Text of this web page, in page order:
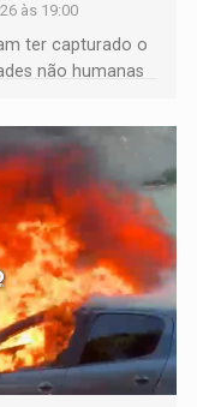
às 19:00
ter capturado o
não humanas